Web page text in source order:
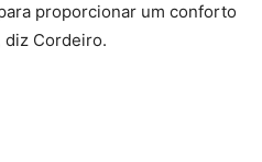
proporcionar um conforto
diz Cordeiro.